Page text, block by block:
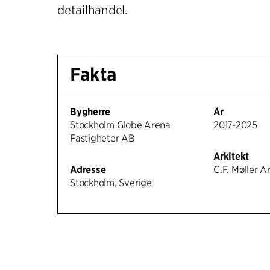
detailhandel.
Fakta
Bygherre
Stockholm Globe Arena
Fastigheter AB
Adresse
Stockholm, Sverige
År
2017-2025
Arkitekt
C.F. Møller